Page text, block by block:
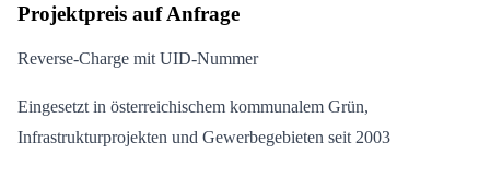
Projektpreis auf Anfrage
Reverse-Charge mit UID-Nummer
Eingesetzt in österreichischem kommunalem Grün,
Infrastrukturprojekten und Gewerbegebieten seit 2003